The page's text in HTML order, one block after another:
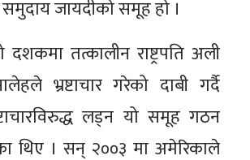
जायदीको समूह हो ।
तत्कालीन राष्ट्रपति अली
भ्रष्टाचार गरेको दाबी गर्दै
लड्न यो समूह गठन
थिए । सन् २००३ मा अमेरिकाले